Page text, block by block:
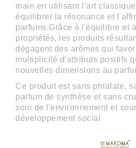
main en utilisant l’art
équilibrer la résonance et
parfums.Grâce à l'équilibre et
propriétés, les produits
dégagent des arômes qui
multiplicité d'attributs positifs
nouvelles dimensions au
Ce produit est sans phtalate,
parfum de synthèse et sans
soin de l'environnement et
développement social